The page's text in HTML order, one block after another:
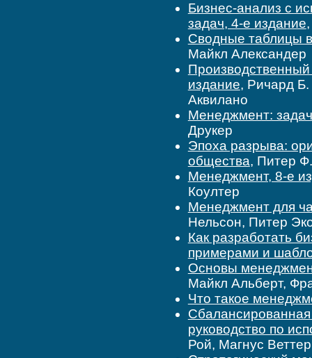
Бизнес-анализ с
задач, 4-е издание
Сводные таблицы
Майкл Александер
издание, Ричард
Аквилано
Менеджмент:
Друкер
Эпоха разрыва:
общества, Питер
Менеджмент, 8-е
Коултер
Менеджмент для
Нельсон, Питер
Как разработать
примерами и
Основы
Майкл Альберт,
Что такое
Сбалансированная
руководство по
Рой, Магнус Веттер